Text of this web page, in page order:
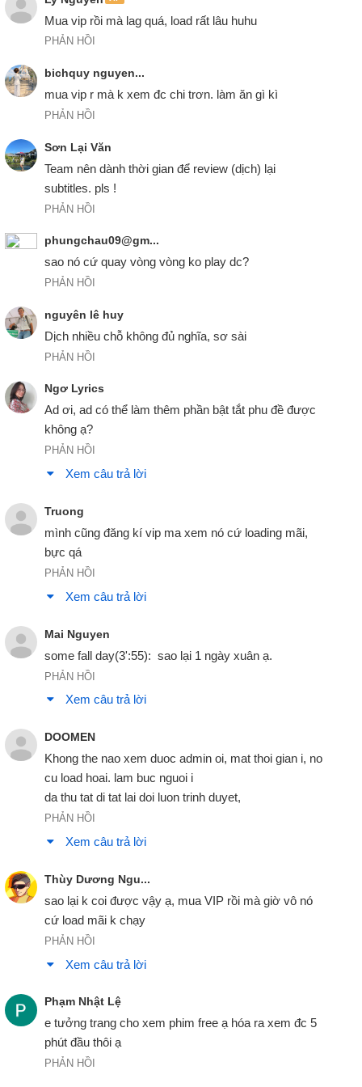
tớ chiư mong cậu làm theo loiừ tớ 1 lần.
I did that one time.
tớ macự 1 lần rồi.
It was a blazer !
trông như bê đê ý !
You know, ever since college it's been, Marshall and Lilly
and me.
từ đại học, luôn là Marshall,Lilly và tớ .
giờ, sẽ là Marshall và Lilly... và tớ.
They'll get married, start a family.
họ sẽ cưới, sẽ có 1 gia đình.
Before long, I'm that weird, middle-aged bachelor their kids
call Uncle Ted.
về sau tớ sẽ là 1 thằng già lập dị mà con họ gọi là chú Ted.
I see what this is about.
tớ biết chuyện này rồi.
Ted, I'm gonna teach you how to live.
Ted, tớ sẽ dậy cậu cách sống.
Barney. We met at the urinal.
Barney. mình gặp ở chỗ tiểu.
Oh, right. Right.
Oh, uh. uh.
Lesson one : lose the goatee.
bài 1 : cạo râu.
It doesn't go with your suit.
ko hợp voiứ bộ vét của cậu.
- I'm not wearing a suit. - Lesson two : get a suit.
- tớ ko mặc vét. - bài 2 : kiếm 1 bộ vét.
Suits are cool. Exhibit "A."
Lesson three : don't even think about getting married till
you're 30.
bài 3 : đừng nghĩ đến đám cưới trước tuổi 30.
30. Right. You're right.
30. uh. cậu đúng.
I guess it's just, your best friend gets engaged,
tớ chỉ nghĩ là, bạn thân nhất của tớ sắp đính hôn
Mua vip rồi mà lag quá, load rất lâu huhu
PHẢN HỒI
bichquy nguyen...
mua vip r mà k xem đc chi trơn. làm ăn gì kì
PHẢN HỒI
Sơn Lại Văn
Team nên dành thời gian để review (dịch) lại
subtitles. pls !
PHẢN HỒI
phungchau09@gm...
sao nó cứ quay vòng vòng ko play dc?
PHẢN HỒI
nguyên lê huy
Dịch nhiều chỗ không đủ nghĩa, sơ sài
PHẢN HỒI
Ngơ Lyrics
Ad ơi, ad có thể làm thêm phần bật tắt phu đề được
không ạ?
PHẢN HỒI
Xem câu trả lời
Truong
mình cũng đăng kí vip ma xem nó cứ loading mãi,
bực qá
PHẢN HỒI
Xem câu trả lời
Mai Nguyen
some fall day(3':55):  sao lại 1 ngày xuân ạ.
PHẢN HỒI
Xem câu trả lời
DOOMEN
Khong the nao xem duoc admin oi, mat thoi gian i, no
cu load hoai. lam buc nguoi i
da thu tat di tat lai doi luon trinh duyet,
PHẢN HỒI
Xem câu trả lời
Thùy Dương Ngu...
sao lại k coi được vậy ạ, mua VIP rồi mà giờ vô nó
PHẢN HỒI
Xem câu trả lời
Phạm Nhật Lệ
e tưởng trang cho xem phim free ạ hóa ra xem đc 5
phút đầu thôi ạ
PHẢN HỒI